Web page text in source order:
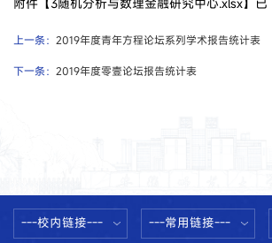
上一条： 2019年度青年方程论坛系列学术报告统计表
下一条： 2019年度零壹论坛报告统计表
---校内链接--- ---常用链接---